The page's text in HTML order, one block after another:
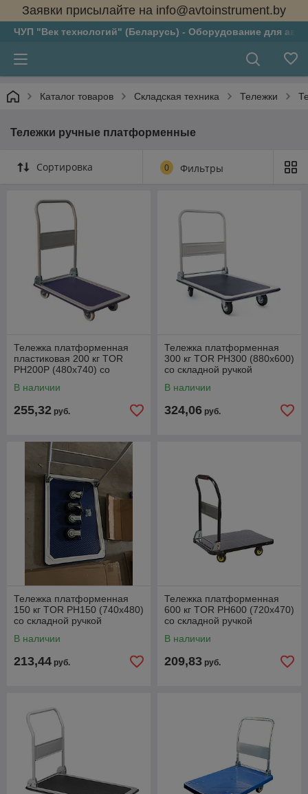
Заявки присылайте на info@avtoinstrument.by
ЧУП "Век технологий" (Беларусь) - Оборудование для
Каталог товаров Складская техника Тележки
Тележки ручные платформенные
Сортировка 0 Фильтры
Тележка платформенная
пластиковая 200 кг TOR
PH200P (480x740) со
10
В наличии
255,32 руб.
Тележка платформенная
300 кг TOR PH300 (880х600)
со складной ручкой
В наличии
324,06 руб.
Тележка платформенная
150 кг TOR PH150 (740х480)
со складной ручкой
В наличии
213,44 руб.
Тележка платформенная
600 кг TOR PH600 (720х470)
со складной ручкой
мм)
В наличии
209,83 руб.